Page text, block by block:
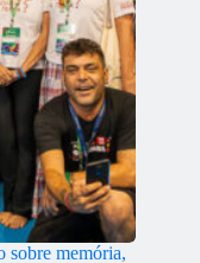
sobre memória,